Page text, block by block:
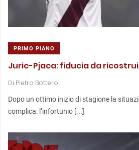
PRIMO PIANO
Juric-Pjaca: fiducia da
Di Pietro Bottero
Dopo un ottimo inizio di stagione la
complica: l’infortunio [...]